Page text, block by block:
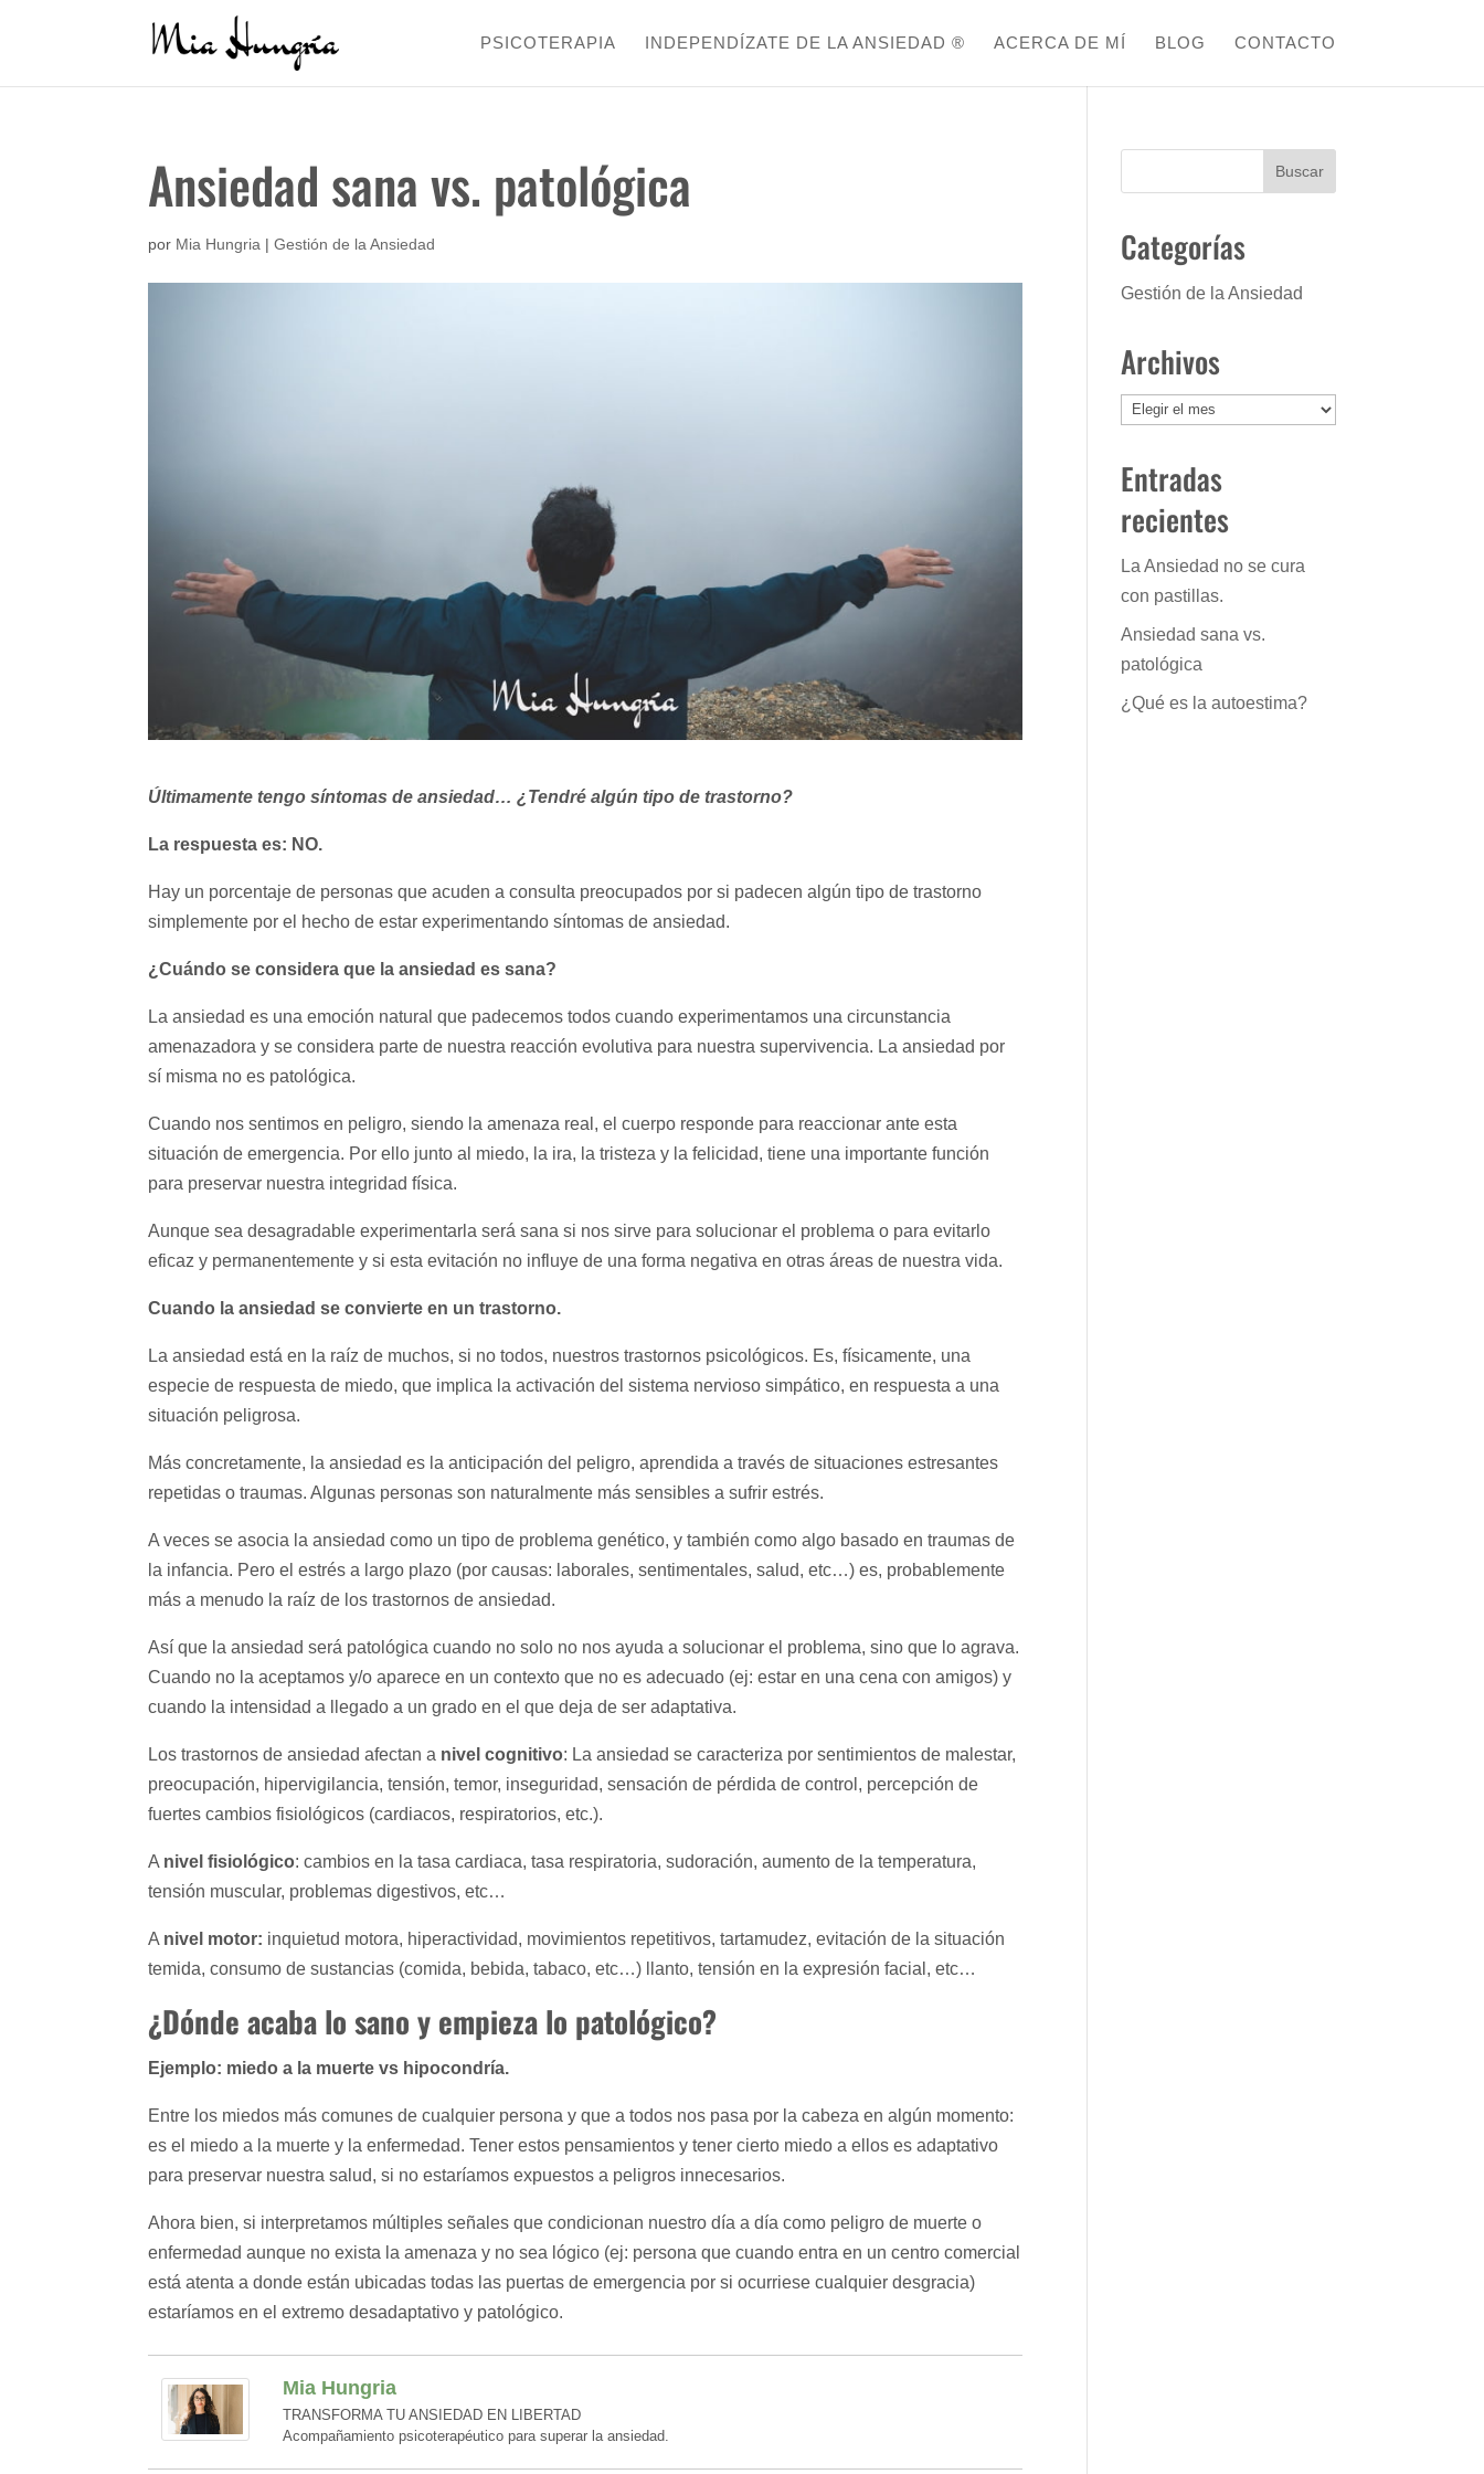
PSICOTERAPIA INDEPENDÍZATE DE LA ANSIEDAD ® ACERCA DE MÍ BLOG CONTACTO
Ansiedad sana vs. patológica
por Mia Hungria |Gestión de la Ansiedad
Últimamente tengo síntomas de ansiedad… ¿Tendré algún tipo de trastorno?
La respuesta es: NO.
Hay un porcentaje de personas que acuden a consulta preocupados por si padecen algún tipo de trastorno
simplemente por el hecho de estar experimentando síntomas de ansiedad.
¿Cuándo se considera que la ansiedad es sana?
La ansiedad es una emoción natural que padecemos todos cuando experimentamos una circunstancia
amenazadora y se considera parte de nuestra reacción evolutiva para nuestra supervivencia. La ansiedad por
sí misma no es patológica.
Cuando nos sentimos en peligro, siendo la amenaza real, el cuerpo responde para reaccionar ante esta
situación de emergencia. Por ello junto al miedo, la ira, la tristeza y la felicidad, tiene una importante función
para preservar nuestra integridad física.
Aunque sea desagradable experimentarla será sana si nos sirve para solucionar el problema o para evitarlo
eficaz y permanentemente y si esta evitación no influye de una forma negativa en otras áreas de nuestra vida.
Cuando la ansiedad se convierte en un trastorno.
La ansiedad está en la raíz de muchos, si no todos, nuestros trastornos psicológicos. Es, físicamente, una
especie de respuesta de miedo, que implica la activación del sistema nervioso simpático, en respuesta a una
situación peligrosa.
Más concretamente, la ansiedad es la anticipación del peligro, aprendida a través de situaciones estresantes
repetidas o traumas. Algunas personas son naturalmente más sensibles a sufrir estrés.
A veces se asocia la ansiedad como un tipo de problema genético, y también como algo basado en traumas de
la infancia. Pero el estrés a largo plazo (por causas: laborales, sentimentales, salud, etc…) es, probablemente
más a menudo la raíz de los trastornos de ansiedad.
Así que la ansiedad será patológica cuando no solo no nos ayuda a solucionar el problema, sino que lo agrava.
Cuando no la aceptamos y/o aparece en un contexto que no es adecuado (ej: estar en una cena con amigos) y
cuando la intensidad a llegado a un grado en el que deja de ser adaptativa.
Los trastornos de ansiedad afectan a nivel cognitivo: La ansiedad se caracteriza por sentimientos de malestar,
preocupación, hipervigilancia, tensión, temor, inseguridad, sensación de pérdida de control, percepción de
fuertes cambios fisiológicos (cardiacos, respiratorios, etc.).
A nivel fisiológico: cambios en la tasa cardiaca, tasa respiratoria, sudoración, aumento de la temperatura,
tensión muscular, problemas digestivos, etc…
A nivel motor: inquietud motora, hiperactividad, movimientos repetitivos, tartamudez, evitación de la situación
temida, consumo de sustancias (comida, bebida, tabaco, etc…) llanto, tensión en la expresión facial, etc…
¿Dónde acaba lo sano y empieza lo patológico?
Ejemplo: miedo a la muerte vs hipocondría.
Entre los miedos más comunes de cualquier persona y que a todos nos pasa por la cabeza en algún momento:
es el miedo a la muerte y la enfermedad. Tener estos pensamientos y tener cierto miedo a ellos es adaptativo
para preservar nuestra salud, si no estaríamos expuestos a peligros innecesarios.
Ahora bien, si interpretamos múltiples señales que condicionan nuestro día a día como peligro de muerte o
enfermedad aunque no exista la amenaza y no sea lógico (ej: persona que cuando entra en un centro comercial
está atenta a donde están ubicadas todas las puertas de emergencia por si ocurriese cualquier desgracia)
estaríamos en el extremo desadaptativo y patológico.
Mia Hungria
TRANSFORMA TU ANSIEDAD EN LIBERTAD
Acompañamiento psicoterapéutico para superar la ansiedad.
Categorías
Gestión de la Ansiedad
Archivos
Archivos
Entradas
recientes
La Ansiedad no se cura
con pastillas.
Ansiedad sana vs.
patológica
¿Qué es la autoestima?